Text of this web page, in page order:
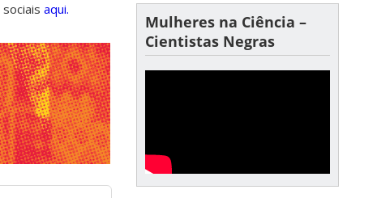
aqui.
Mulheres na Ciência –
Cientistas Negras